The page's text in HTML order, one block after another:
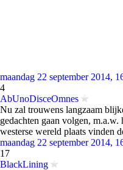
maandag 22 september 2014,
4
AbUnoDisceOmnes
Nu zal trouwens langzaam
gedachten gaan volgen, m.a.w.
westerse wereld plaats vinden
maandag 22 september 2014,
17
BlackLining